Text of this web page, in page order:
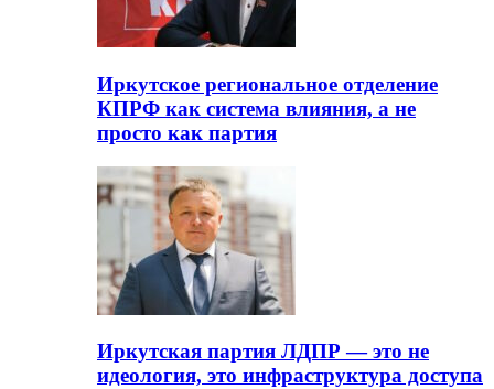
Иркутское региональное отделение
КПРФ как система влияния, а не
просто как партия
Иркутская партия ЛДПР — это не
идеология, это инфраструктура доступа